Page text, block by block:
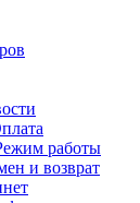
работы
и возврат